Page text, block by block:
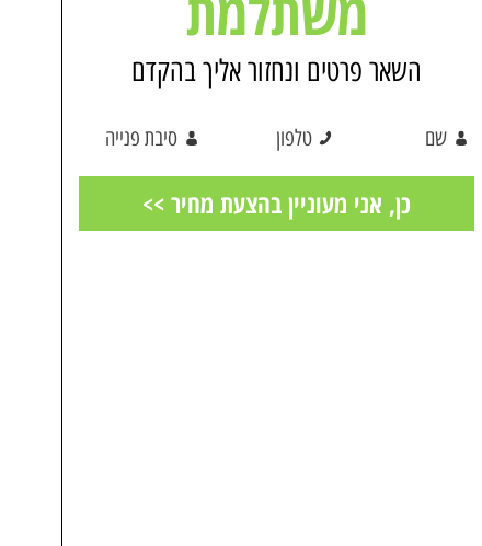
השאר פרטים ונחזור אליך בהקדם